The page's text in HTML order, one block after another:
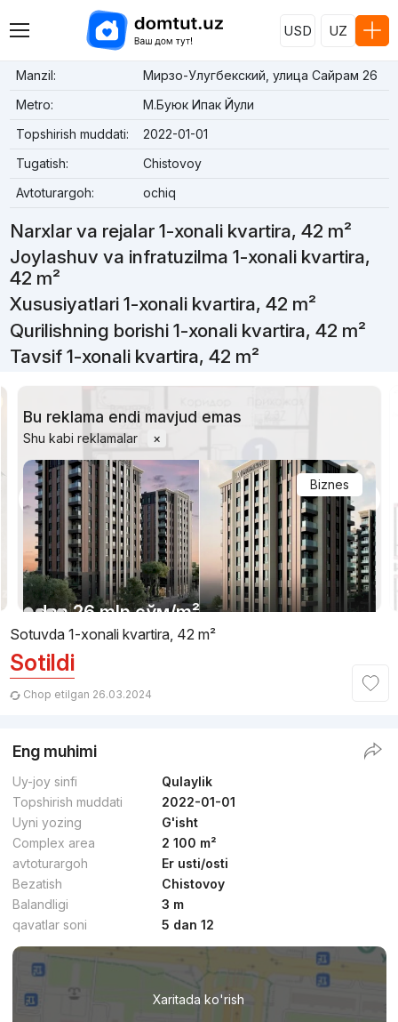
USD UZ
Manzil:
Мирзо-Улугбекский, улица Сайрам 26
Metro:
М.Буюк Ипак Йули
Topshirish muddati:
2022-01-01
Tugatish:
Chistovoy
Avtoturargoh:
ochiq
Narxlar va rejalar 1-xonali kvartira, 42 m²
Joylashuv va infratuzilma 1-xonali kvartira,
42 m²
Xususiyatlari 1-xonali kvartira, 42 m²
Qurilishning borishi 1-xonali kvartira, 42 m²
Tavsif 1-xonali kvartira, 42 m²
Bu reklama endi mavjud emas
Shu kabi reklamalar ×
Biznes
dan26 mln сўм/m²
Topshirildi 2025
TJ «Darxan Avenue 2»
dan сўм/m²
Topshirildi 2024,Darkhan Residence
TJ «Darkhan Residence»
+998 (78) 113...
1/10
Sotuvda 1-xonali kvartira, 42 m²
Sotildi
Chop etilgan 26.03.2024
Eng muhimi
Uy-joy sinfi
Qulaylik
Topshirish muddati
2022-01-01
Uyni yozing
G'isht
Complex area
2 100 m²
avtoturargoh
Er usti/osti
Bezatish
Chistovoy
Balandligi
3 m
qavatlar soni
5 dan 12
Xaritada ko'rish